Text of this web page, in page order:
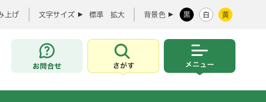
上げ 文字サイズ 標準 拡大 背景色 黒 白 黄
お問合せ
さがす